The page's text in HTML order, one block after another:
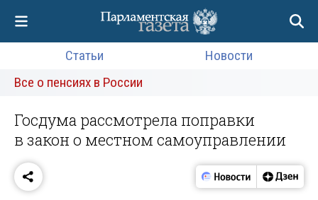
Статьи
Новости
Все о пенсиях в России
Госдума рассмотрела поправки
в закон о местном самоуправлении